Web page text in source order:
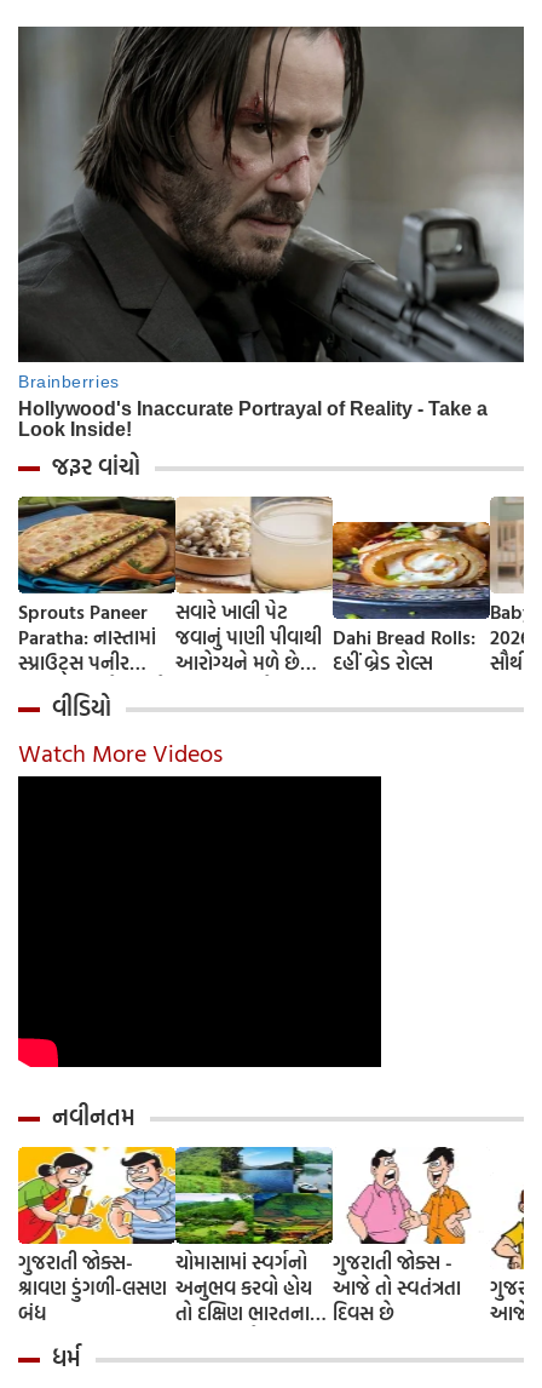
જરૂર વાંચો
Sprouts Paneer
Paratha: નાસ્તામાં
સ્પ્રાઉટ્સ પનીર
પરાઠા બનાવો, તમને
પ્રોટીનનો ડબલ ડોઝ
મળશે
સવારે ખાલી પેટ
જવાનું પાણી પીવાથી
આરોગ્યને મળે છે
જાણીએ તેના ફાયદા
અને ઉપયોગ કરવાની
યોગ્ય રીત
Dahi Bread Rolls:
દહીં બ્રેડ રોલ્સ
Baby
વીડિયો
Watch More Videos
નવીનતમ
ગુજરાતી જોક્સ-
શ્રાવણ ડુંગળી-લસણ
બંધ
ચોમાસામાં સ્વર્ગનો
અનુભવ કરવો હોય
તો દક્ષિણ ભારતના
મુલાકાત લો
ગુજરાતી જોક્સ -
આજે તો સ્વતંત્રતા
દિવસ છે
આજે
ધર્મ